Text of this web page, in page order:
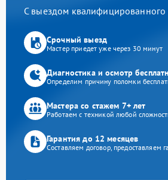
С выездом квалифицированного
Срочный выезд
Мастер приедет уже через 30 минут
Диагностика и осмотр
Определим причину поломки
Мастера со стажем 7+ лет
Работаем с техникой любой
Гарантия до 12 месяцев
Составляем договор, предоставляем